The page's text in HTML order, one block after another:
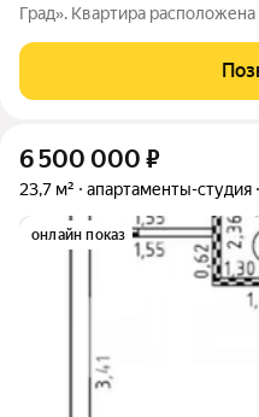
Град». Квартира
позволяет удобно
комфортного проживания.
6 500 000 ₽
23,7 м² апартаменты-студия
онлайн показ